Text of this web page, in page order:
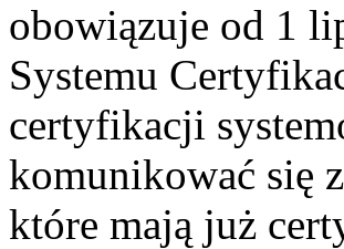
obowiązuje od 1
Systemu
certyfikacji
komunikować się
które mają już